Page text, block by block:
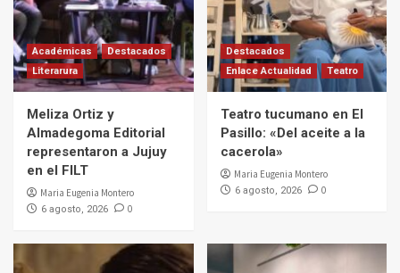
Académicas
Destacados
Literarura
Meliza Ortiz y
Almadegoma Editorial
representaron a Jujuy
en el FILT
Maria Eugenia Montero
6 agosto, 2026 0
Destacados
Enlace Actualidad
Teatro
Teatro tucumano en El
Pasillo: «Del aceite a la
cacerola»
Maria Eugenia Montero
6 agosto, 2026 0